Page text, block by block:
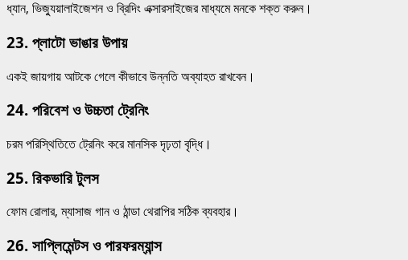
ধ্যান, ভিজ্যুয়ালাইজেশন ও ব্রিদিং এক্সারসাইজের মাধ্যমে মনকে শক্ত করুন।
23. প্লাটো ভাঙার উপায়
একই জায়গায় আটকে গেলে কীভাবে উন্নতি অব্যাহত রাখবেন।
24. পরিবেশ ও উচ্চতা ট্রেনিং
চরম পরিস্থিতিতে ট্রেনিং করে মানসিক দৃঢ়তা বৃদ্ধি।
25. রিকভারি টুলস
ফোম রোলার, ম্যাসাজ গান ও ঠান্ডা থেরাপির সঠিক ব্যবহার।
26. সাপ্লিমেন্টস ও পারফরম্যান্স